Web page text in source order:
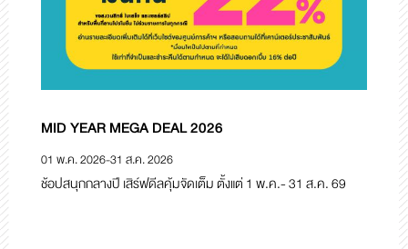
MID YEAR MEGA DEAL 2026
01 พ.ค. 2026-31 ส.ค. 2026
ช้อปสนุกกลางปี เสิร์ฟดีลคุ้มจัดเต็ม ตั้งแต่ 1 พ.ค.- 31 ส.ค. 69